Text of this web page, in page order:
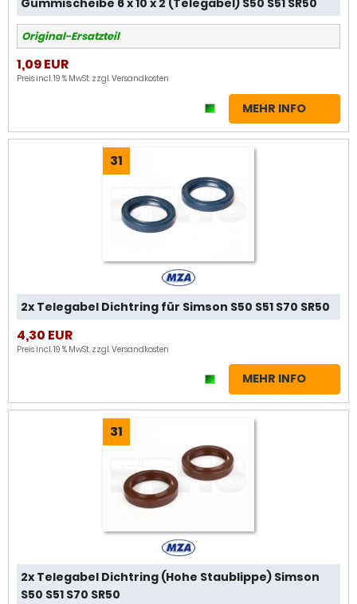
Gummischeibe 6 x 10 x 2 (Telegabel) S50 S51 SR50
Original-Ersatzteil
1,09 EUR
Preis incl. 19 % MwSt. zzgl.Versandkosten
MEHR INFO
31
2x Telegabel Dichtring für Simson S50 S51 S70 SR50
4,30 EUR
Preis incl. 19 % MwSt. zzgl.Versandkosten
MEHR INFO
31
2x Telegabel Dichtring (Hohe Staublippe) Simson
S50 S51 S70 SR50